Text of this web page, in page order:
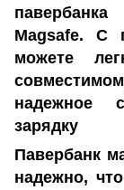
Magsafe.
С
можете
надежное
зарядку
Павербанк
надежно,